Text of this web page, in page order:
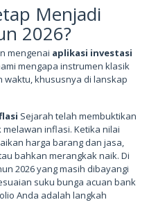
Menjadi
2026?
mengenai aplikasi investasi
mengapa instrumen klasik
waktu, khususnya di lanskap
Sejarah telah membuktikan
inflasi. Ketika nilai
harga barang dan jasa,
bahkan merangkak naik. Di
2026 yang masih dibayangi
suku bunga acuan bank
Anda adalah langkah